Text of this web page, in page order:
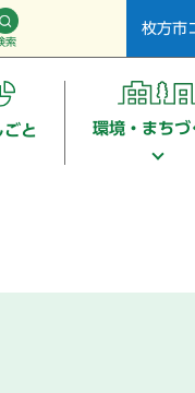
索
枚方市
と 環境・まちづ